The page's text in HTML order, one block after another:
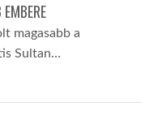
magasabb a
Sultan…